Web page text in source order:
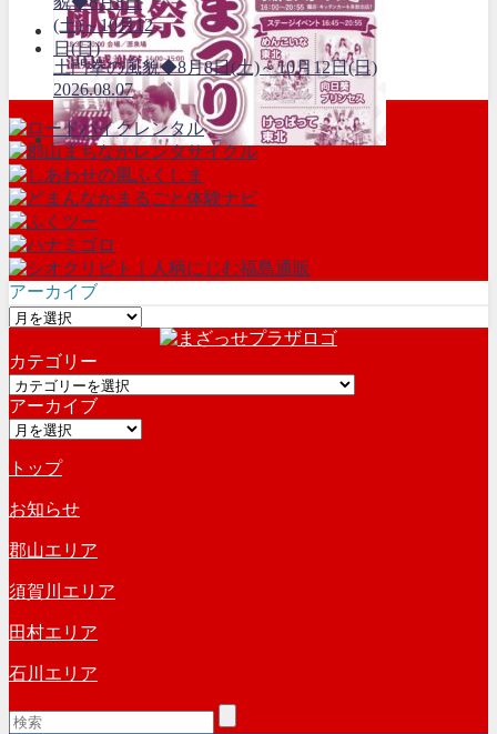
土門拳の風貌◆8月8日(土)～10月12日(日)
2026.08.07
アーカイブ
ア
カ
イ
ブ
カテゴリー
カ
テ
ゴ
ー
アーカイブ
ア
カ
イ
ブ
トップ
お知らせ
郡山エリア
須賀川エリア
田村エリア
石川エリア